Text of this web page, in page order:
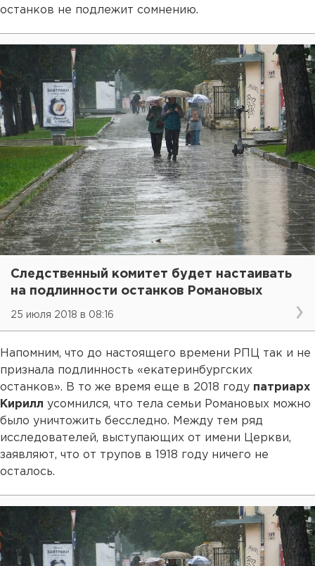
останков не подлежит сомнению.
Следственный комитет будет настаивать
на подлинности останков Романовых
25 июля 2018 в 08:16
Напомним, что до настоящего времени РПЦ так и не
признала подлинность «екатеринбургских
останков». В то же время еще в 2018 году патриарх
Кирилл усомнился, что тела семьи Романовых можно
было уничтожить бесследно. Между тем ряд
исследователей, выступающих от имени Церкви,
заявляют, что от трупов в 1918 году ничего не
осталось.